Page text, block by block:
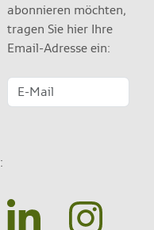
:
abonnieren möchten,
tragen Sie hier Ihre
Email-Adresse ein: